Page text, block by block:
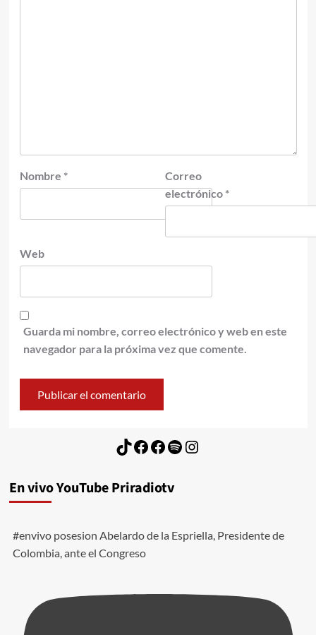
Nombre *
Correo
electrónico *
Web
Guarda mi nombre, correo electrónico y web en este
navegador para la próxima vez que comente.
TikTok
Facebook
Facebook
Spotify
Instagram
En vivo YouTube Priradiotv
#envivo posesion Abelardo de la Espriella, Presidente de
Colombia, ante el Congreso